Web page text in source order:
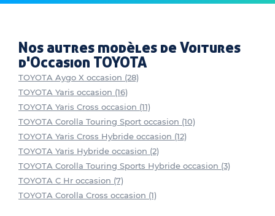
Nos autres modèles de Voitures
d'Occasion TOYOTA
TOYOTA Aygo X occasion (28)
TOYOTA Yaris occasion (16)
TOYOTA Yaris Cross occasion (11)
TOYOTA Corolla Touring Sport occasion (10)
TOYOTA Yaris Cross Hybride occasion (12)
TOYOTA Yaris Hybride occasion (2)
TOYOTA Corolla Touring Sports Hybride occasion (3)
TOYOTA C Hr occasion (7)
TOYOTA Corolla Cross occasion (1)